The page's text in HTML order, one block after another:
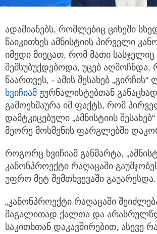
ადამიანებს, რომლებიც ციხეში
წაიკითხეს ამნისტიის პირველი
იმედი მიეცათ, რომ მათი სასჯელიც
შემსუბუქდებოდა, უცებ აღმოჩნდა,
წაართვეს, - ამის შესახებ
ხვიჩიამ ჟურნალისტებთან
გამოეხმაურა იმ ფაქტს, რომ
დამტკიცებული „ამნისტიის
მეორე მოსმენის ფარგლებში
როგორც ხვიჩიამ განმარტა,
კანონპროექტი რაღაცაში
უფრო მეტ შემთხვევაში გაუარესდა.
„კანონპროექტი რაღაცაში
მაგალითად ქალთა და
საკითხთან დაკავშირებით, ასევე